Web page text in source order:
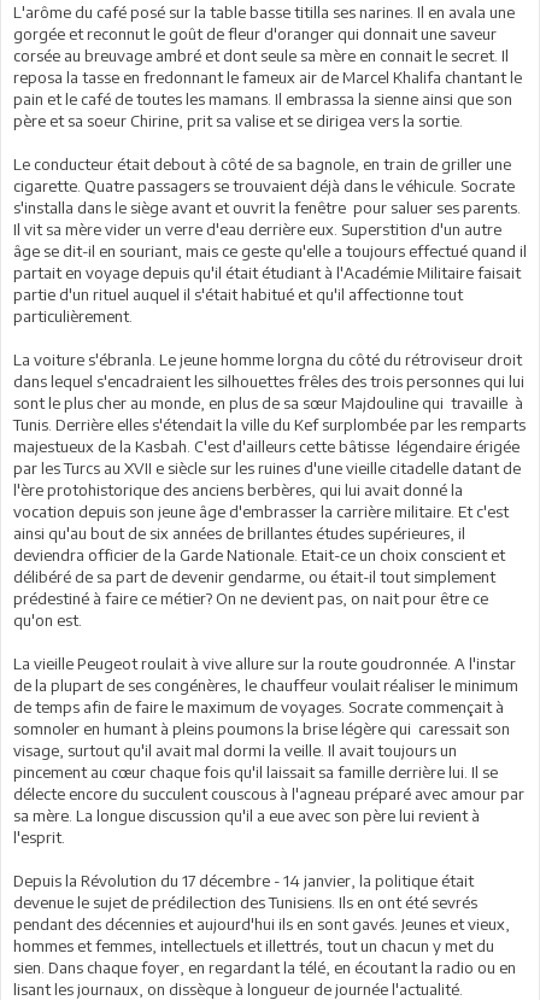
L'arôme du café posé sur la table basse titilla ses narines. Il en avala une
gorgée et reconnut le goût de fleur d'oranger qui donnait une saveur
corsée au breuvage ambré et dont seule sa mère en connait le secret. Il
reposa la tasse en fredonnant le fameux air de Marcel Khalifa chantant le
pain et le café de toutes les mamans. Il embrassa la sienne ainsi que son
père et sa soeur Chirine, prit sa valise et se dirigea vers la sortie.
Le conducteur était debout à côté de sa bagnole, en train de griller une
cigarette. Quatre passagers se trouvaient déjà dans le véhicule. Socrate
s'installa dans le siège avant et ouvrit la fenêtre pour saluer ses parents.
Il vit sa mère vider un verre d'eau derrière eux. Superstition d'un autre
âge se dit-il en souriant, mais ce geste qu'elle a toujours effectué quand il
partait en voyage depuis qu'il était étudiant à l'Académie Militaire faisait
partie d'un rituel auquel il s'était habitué et qu'il affectionne tout
particulièrement.
La voiture s'ébranla. Le jeune homme lorgna du côté du rétroviseur droit
dans lequel s'encadraient les silhouettes frêles des trois personnes qui lui
sont le plus cher au monde, en plus de sa sœur Majdouline qui travaille à
Tunis. Derrière elles s'étendait la ville du Kef surplombée par les remparts
majestueux de la Kasbah. C'est d'ailleurs cette bâtisse légendaire érigée
par les Turcs au XVII e siècle sur les ruines d'une vieille citadelle datant de
l'ère protohistorique des anciens berbères, qui lui avait donné la
vocation depuis son jeune âge d'embrasser la carrière militaire. Et c'est
ainsi qu'au bout de six années de brillantes études supérieures, il
deviendra officier de la Garde Nationale. Etait-ce un choix conscient et
délibéré de sa part de devenir gendarme, ou était-il tout simplement
prédestiné à faire ce métier? On ne devient pas, on nait pour être ce
qu'on est.
La vieille Peugeot roulait à vive allure sur la route goudronnée. A l'instar
de la plupart de ses congénères, le chauffeur voulait réaliser le minimum
de temps afin de faire le maximum de voyages. Socrate commençait à
somnoler en humant à pleins poumons la brise légère qui caressait son
visage, surtout qu'il avait mal dormi la veille. Il avait toujours un
pincement au cœur chaque fois qu'il laissait sa famille derrière lui. Il se
délecte encore du succulent couscous à l'agneau préparé avec amour par
sa mère. La longue discussion qu'il a eue avec son père lui revient à
l'esprit.
Depuis la Révolution du 17 décembre - 14 janvier, la politique était
devenue le sujet de prédilection des Tunisiens. Ils en ont été sevrés
pendant des décennies et aujourd'hui ils en sont gavés. Jeunes et vieux,
hommes et femmes, intellectuels et illettrés, tout un chacun y met du
sien. Dans chaque foyer, en regardant la télé, en écoutant la radio ou en
lisant les journaux, on dissèque à longueur de journée l'actualité.